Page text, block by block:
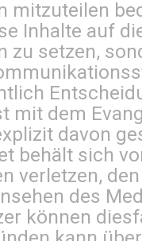
mitzuteilen
Inhalte auf
zu setzen,
mit dem
davon
behält sich
verletzen,
des
können